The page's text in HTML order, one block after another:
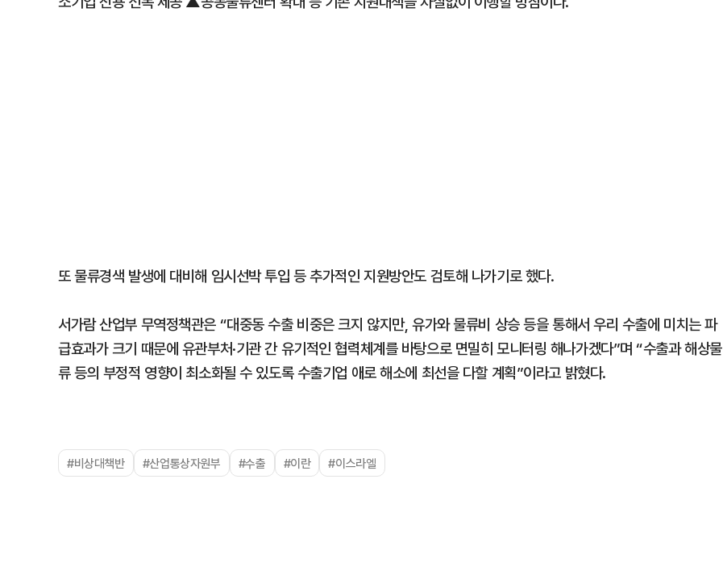
또 물류경색 발생에 대비해 임시선박 투입 등 추가적인 지원방안도 검토해 나가기로 했다.
서가람 산업부 무역정책관은 “대중동 수출 비중은 크지 않지만, 유가와 물류비 상승 등을 통해서 우리 수출에 미치는 파
급효과가 크기 때문에 유관부처·기관 간 유기적인 협력체계를 바탕으로 면밀히 모니터링 해나가겠다”며 “수출과 해상물
류 등의 부정적 영향이 최소화될 수 있도록 수출기업 애로 해소에 최선을 다할 계획”이라고 밝혔다.
#비상대책반 #산업통상자원부 #수출 #이란 #이스라엘